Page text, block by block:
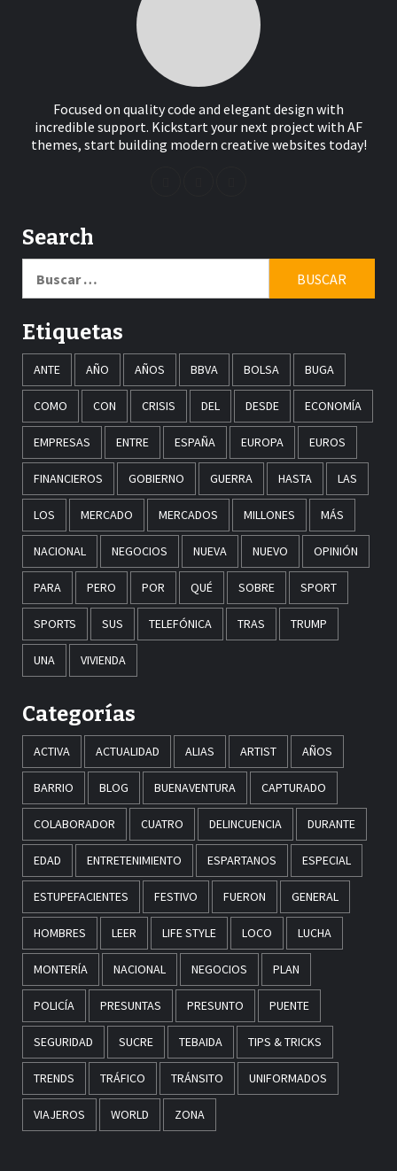
Focused on quality code and elegant design with
incredible support. Kickstart your next project with AF
themes, start building modern creative websites today!
Search
Etiquetas
ANTE AÑO AÑOS BBVA BOLSA BUGA
COMO CON CRISIS DEL DESDE ECONOMÍA
EMPRESAS ENTRE ESPAÑA EUROPA EUROS
FINANCIEROS GOBIERNO GUERRA HASTA LAS
LOS MERCADO MERCADOS MILLONES MÁS
NACIONAL NEGOCIOS NUEVA NUEVO OPINIÓN
PARA PERO POR QUÉ SOBRE SPORT
SPORTS SUS TELEFÓNICA TRAS TRUMP
UNA VIVIENDA
Categorías
ACTIVA ACTUALIDAD ALIAS ARTIST AÑOS
BARRIO BLOG BUENAVENTURA CAPTURADO
COLABORADOR CUATRO DELINCUENCIA DURANTE
EDAD ENTRETENIMIENTO ESPARTANOS ESPECIAL
ESTUPEFACIENTES FESTIVO FUERON GENERAL
HOMBRES LEER LIFE STYLE LOCO LUCHA
MONTERÍA NACIONAL NEGOCIOS PLAN
POLICÍA PRESUNTAS PRESUNTO PUENTE
SEGURIDAD SUCRE TEBAIDA TIPS & TRICKS
TRENDS TRÁFICO TRÁNSITO UNIFORMADOS
VIAJEROS WORLD ZONA